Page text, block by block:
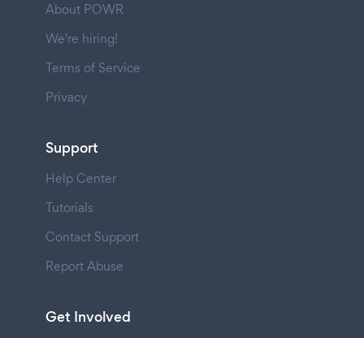
About POWR
We're hiring!
Terms of Service
Privacy
Support
Help Center
Tutorials
Contact Support
Report Abuse
Get Involved